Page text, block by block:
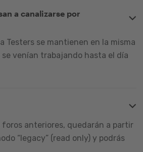
a canalizarse por
Testers se mantienen en la misma
venían trabajando hasta el día
foros anteriores, quedarán a partir
“legacy” (read only) y podrás